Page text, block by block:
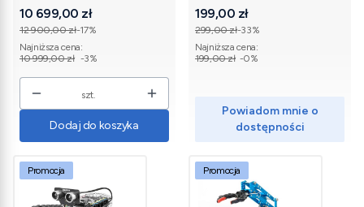
Cena promocyjna
10 699,00 zł
12 900,00 zł-17%
Najniższa cena:
10 999,00 zł -3%
szt.
Dodaj do koszyka
Cena promocyjna
199,00 zł
299,00 zł-33%
Najniższa cena:
199,00 zł -0%
Powiadom mnie o
dostępności
Promocja Promocja